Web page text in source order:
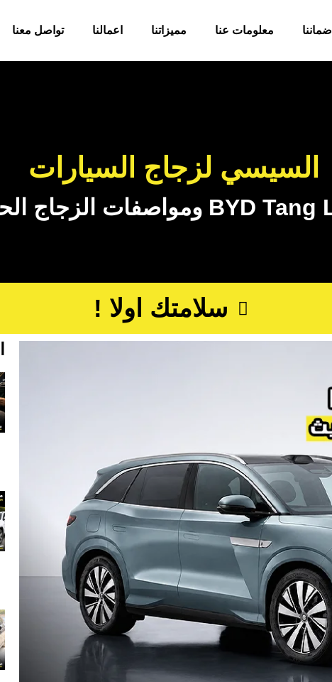
ضماننا معلومات عنا مميزاتنا اعمالنا تواصل معنا
السيسي لزجاج السيارات
سلامتك اولا !